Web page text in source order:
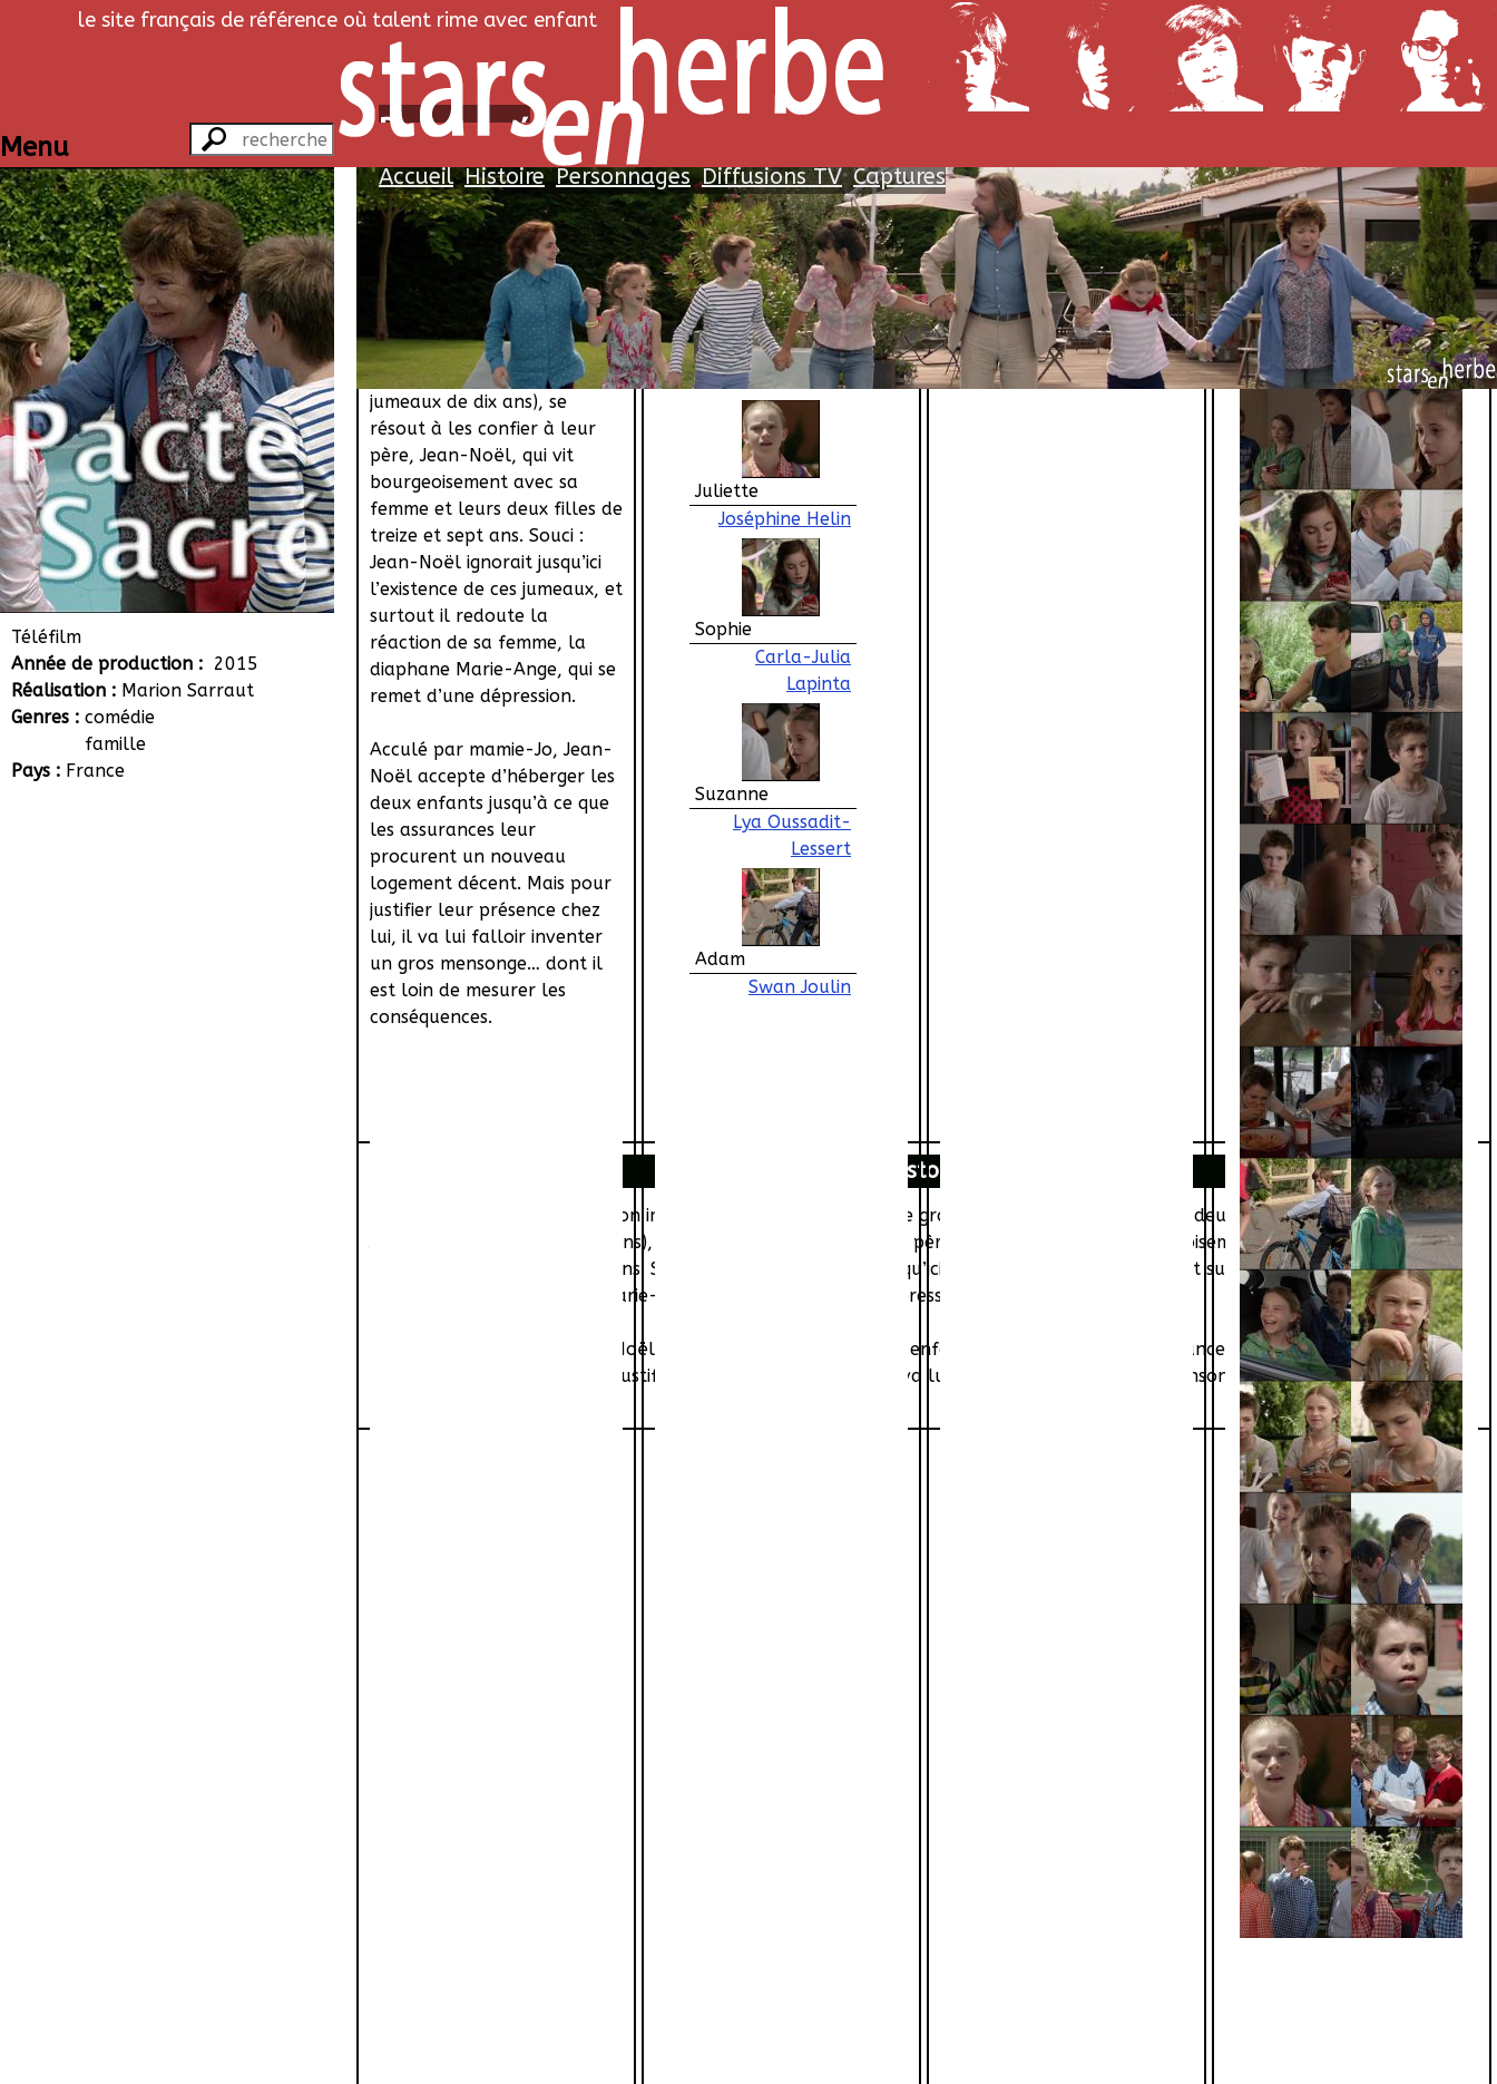
le site français de référence où talent rime avec enfant
Menu
Téléfilm
Année de production : 2015
Réalisation : Marion Sarraut
Genres : comédie
famille
Pays : France
Pacte sacré
Accueil Histoire Personnages Diffusions TV Captures
Histoire
A la rue après l’incendie de
son immeuble, mamie-Jo,
vaillante grand-mère qui
élève seule ses deux petits-
enfants (Jules et Juliette, des
jumeaux de dix ans), se
résout à les confier à leur
père, Jean-Noël, qui vit
bourgeoisement avec sa
femme et leurs deux filles de
treize et sept ans. Souci :
Jean-Noël ignorait jusqu’ici
l’existence de ces jumeaux, et
surtout il redoute la
réaction de sa femme, la
diaphane Marie-Ange, qui se
remet d’une dépression.
Acculé par mamie-Jo, Jean-
Noël accepte d’héberger les
deux enfants jusqu’à ce que
les assurances leur
procurent un nouveau
logement décent. Mais pour
justifier leur présence chez
lui, il va lui falloir inventer
un gros mensonge… dont il
est loin de mesurer les
conséquences.
Personnages
Jules
Achille Potier
Juliette
Joséphine Helin
Sophie
Carla-Julia
Lapinta
Suzanne
Lya Oussadit-
Lessert
Adam
Swan Joulin
Prochaines diffusions
télé
Aucune diffusion à venir !
Captures
Histoire
A la rue après l’incendie de son immeuble, mamie-Jo, vaillante grand-mère qui élève seule ses deux petits-enfants (Jules et
Juliette, des jumeaux de dix ans), se résout à les confier à leur père, Jean-Noël, qui vit bourgeoisement avec sa femme et leurs
deux filles de treize et sept ans. Souci : Jean-Noël ignorait jusqu’ici l’existence de ces jumeaux, et surtout il redoute la réaction
de sa femme, la diaphane Marie-Ange, qui se remet d’une dépression.
Acculé par mamie-Jo, Jean-Noël accepte d’héberger les deux enfants jusqu’à ce que les assurances leur procurent un nouveau
logement décent. Mais pour justifier leur présence chez lui, il va lui falloir inventer un gros mensonge… dont il est loin de